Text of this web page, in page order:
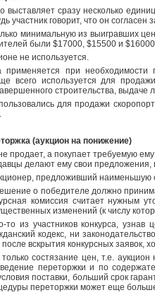
выставляет сразу несколько
участник говорит, что он
минимальную из выигравших
были $17000, $15500 и
не используется.
применяется при
всего используется для
строительства, выдаче
для продажи
(аукцион на понижение)
продает, а покупает требуемую
делают ему свои
предложивший наименьшую
о победителе должно
комиссия считает нужным
изменений (к числу
то из участников конкурса,
кодекс, ни
вскрытия конкурсных заявок,
состязание цен, т.е.
переторжки и по
поставки, больший срок
переторжки может еще